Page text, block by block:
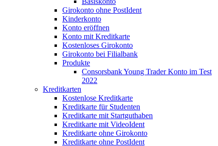
Girokonto ohne PostIdent
Kinderkonto
Konto eröffnen
Konto mit Kreditkarte
Kostenloses Girokonto
Girokonto bei Filialbank
Produkte
Consorsbank Young Trader Konto im Test
2022
Kreditkarten
Kostenlose Kreditkarte
Kreditkarte für Studenten
Kreditkarte mit Startguthaben
Kreditkarte mit VideoIdent
Kreditkarte ohne Girokonto
Kreditkarte ohne PostIdent